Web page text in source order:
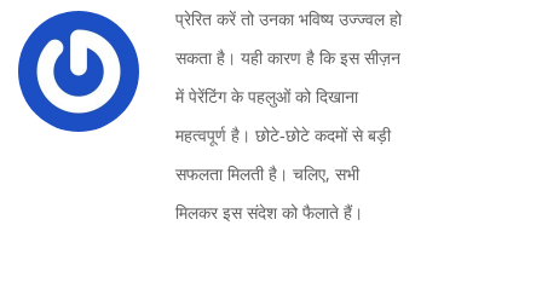
प्रेरित करें तो उनका भविष्य उज्ज्वल हो
सकता है। यही कारण है कि इस सीज़न
में पेरेंटिंग के पहलुओं को दिखाना
महत्वपूर्ण है। छोटे‑छोटे कदमों से बड़ी
सफलता मिलती है। चलिए, सभी
मिलकर इस संदेश को फैलाते हैं।